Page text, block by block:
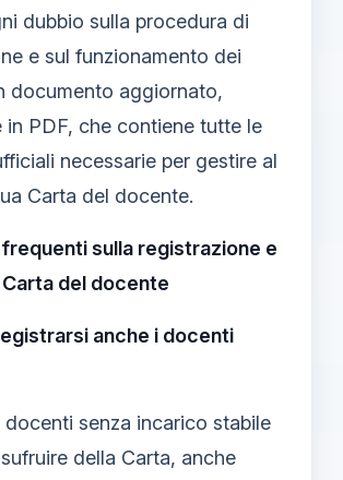
dubbio sulla procedura di
e sul funzionamento dei
documento aggiornato,
in PDF, che contiene tutte le
necessarie per gestire al
Carta del docente.
sulla registrazione e
Carta del docente
anche i docenti
docenti senza incarico stabile
della Carta, anche